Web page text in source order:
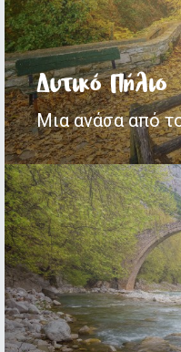
Δυτικό Πήλιο
Μια ανάσα από